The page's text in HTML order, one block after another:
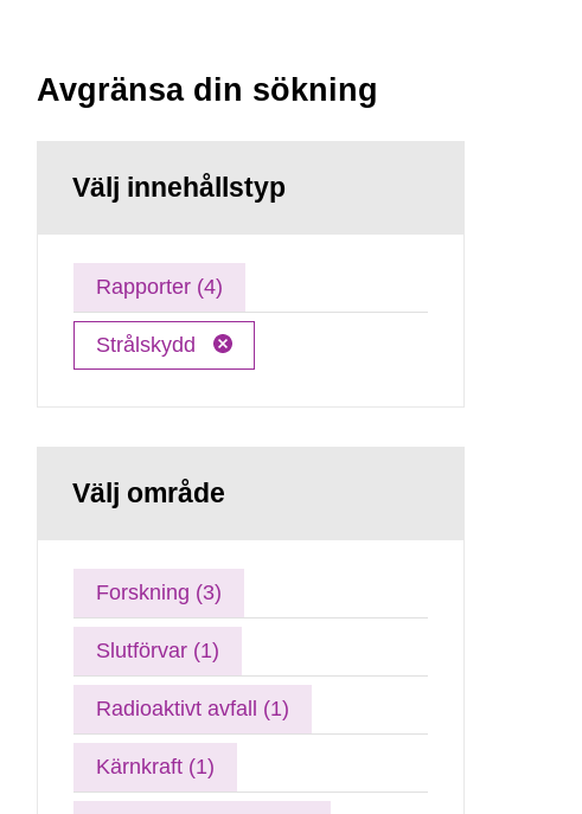
Avgränsa din sökning
Välj innehållstyp
Rapporter (4)
Strålskydd
Välj område
Forskning (3)
Slutförvar (1)
Radioaktivt avfall (1)
Kärnkraft (1)